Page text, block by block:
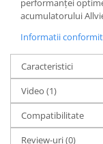
Vodafone
ZTE
Mufa incarcare
Allview
Asus
Lenovo
performanței
acumulatorului
Informatii
Caracteristici
Video (1)
Compatibilitate
Review-uri(0)